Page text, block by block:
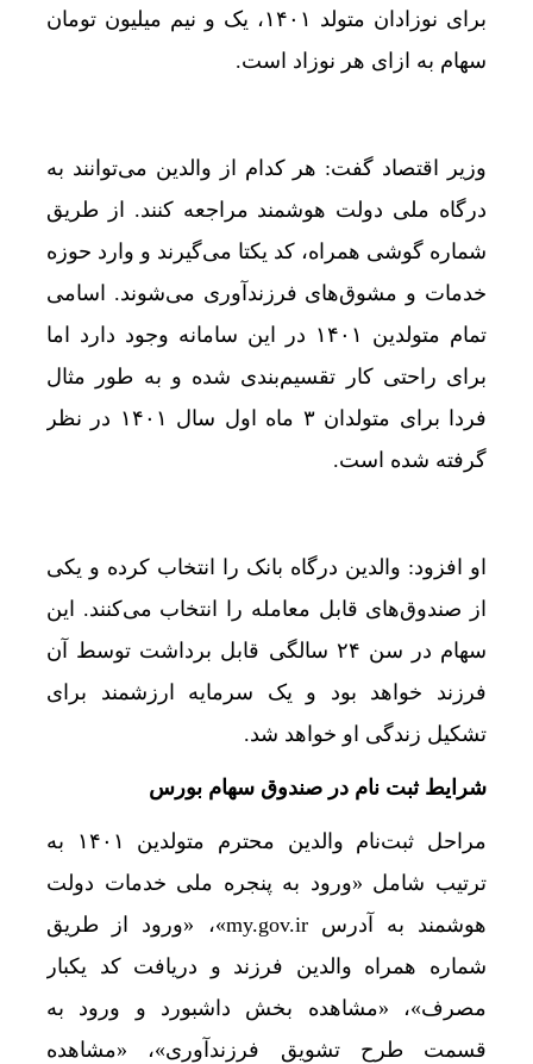
آغاز تحقیقات از متهمان اصلی قتل حمیدرضا
کاظمی: ۷۲ پروژه ویژه هفته دولت در دیلم ثبت شد
سرهنگ حسن پور: خبرنگاران پشتیبانان امنیت
رئیس کل دادگستری خراسان جنوبی از خبرگزاری
گیاهانی که پروتئین گوشت تولید می‌کنند
اقتصاد دیجیتال زنجان نیازمند شتاب بیشتر است
دامپزشکی خراسان جنوبی؛از کمبود نیرو تا نیاز ۴۵میلیاردی آزمایشگاه مرکزی
رکورد ۱۵ ساله آیفون شکسته می‌شود؟ / آیفون ۱۷ متفاوت‌ترین جایگاه را در تاریخ اپل خواهد داشت
کارخانه‌ای بزرگ‌تر از پنتاگون و اپل پارک / ایلان
مهری: خبرنگاران در خط مقدم روایت صحیح اخبار
علامت D کنار پورت USB به چه معنایی است؟
سرهنگ رحیمی: رسانه‌ها ظرفیت مؤثری در
امسال چه ایرپادی بخریم؟
تلگرام به برندگان المپیاد جهانی کامپیوتر جایزه
ثبت رکورد تاریخی 66 همت برای ارزش معاملات خرد
شاخص 22 صنعت بورسی صعودی شد
زمان معاملات بازارهای مالی بورس کالا یک
دهمین عرضه اولیه امسال بازار سهام، امروز
برای نوزادان متولد ۱۴۰۱، یک و نیم میلیون تومان
سهام به ازای هر نوزاد است.
وزیر اقتصاد گفت: هر کدام از والدین می‌توانند به
درگاه ملی دولت هوشمند مراجعه کنند. از طریق
شماره گوشی همراه، کد یکتا می‌گیرند و وارد حوزه
خدمات و مشوق‌های فرزندآوری می‌شوند. اسامی
تمام متولدین ۱۴۰۱ در این سامانه وجود دارد اما
برای راحتی کار تقسیم‌بندی شده و به طور مثال
فردا برای متولدان ۳ ماه اول سال ۱۴۰۱ در نظر
گرفته شده است.
او افزود: والدین درگاه بانک را انتخاب کرده و یکی
از صندوق‌های قابل معامله را انتخاب می‌کنند. این
سهام در سن ۲۴ سالگی قابل برداشت توسط آن
فرزند خواهد بود و یک سرمایه ارزشمند برای
تشکیل زندگی او خواهد شد.
شرایط ثبت نام در صندوق سهام بورس
مراحل ثبت‌نام والدین محترم متولدین ۱۴۰۱ به
ترتیب شامل «ورود به پنجره ملی خدمات دولت
هوشمند به آدرس my.gov.ir»، «ورود از طریق
شماره همراه والدین فرزند و دریافت کد یکبار
مصرف»، «مشاهده بخش داشبورد و ورود به
قسمت طرح تشویق فرزندآوری»، «مشاهده